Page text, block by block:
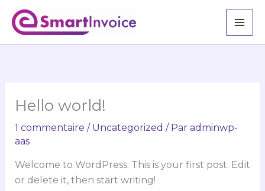
Aller
contenu
Hello world!
1 commentaire / Uncategorized / Par adminwp-
aas
Welcome to WordPress. This is your first post. Edit
or delete it, then start writing!